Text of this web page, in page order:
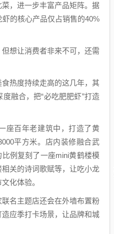
，进一步丰富产品矩阵。据
的核心产品仅占销售的40%
想让消费者非来不可，还需
热度持续走高的这几年，其
融合，把“必吃肥肥虾”打造
座百年老建筑中，打造了黄
平方米。店内装修融合武
例复刻了一座mini黄鹤楼模
关的诗词歌赋等，让吃小龙
化体验。
名主题店还会在外墙布置粉
应季打卡场景，让品牌和城